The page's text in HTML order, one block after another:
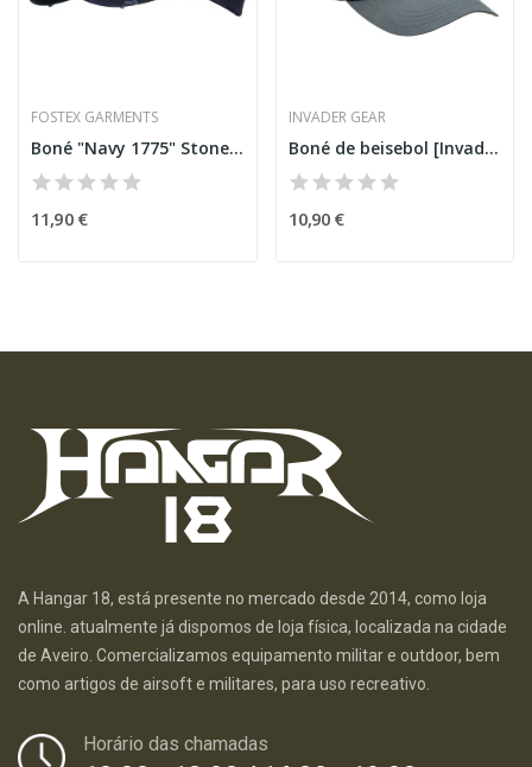
FOSTEX GARMENTS
Boné "Navy 1775" Stone Washed Azul [Fostex]
11,90 €
INVADER GEAR
Boné de beisebol [Invader Gear]
10,90 €
A Hangar 18, está presente no mercado desde 2014, como loja
online. atualmente já dispomos de loja física, localizada na cidade
de Aveiro. Comercializamos equipamento militar e outdoor, bem
como artigos de airsoft e militares, para uso recreativo.
Horário das chamadas